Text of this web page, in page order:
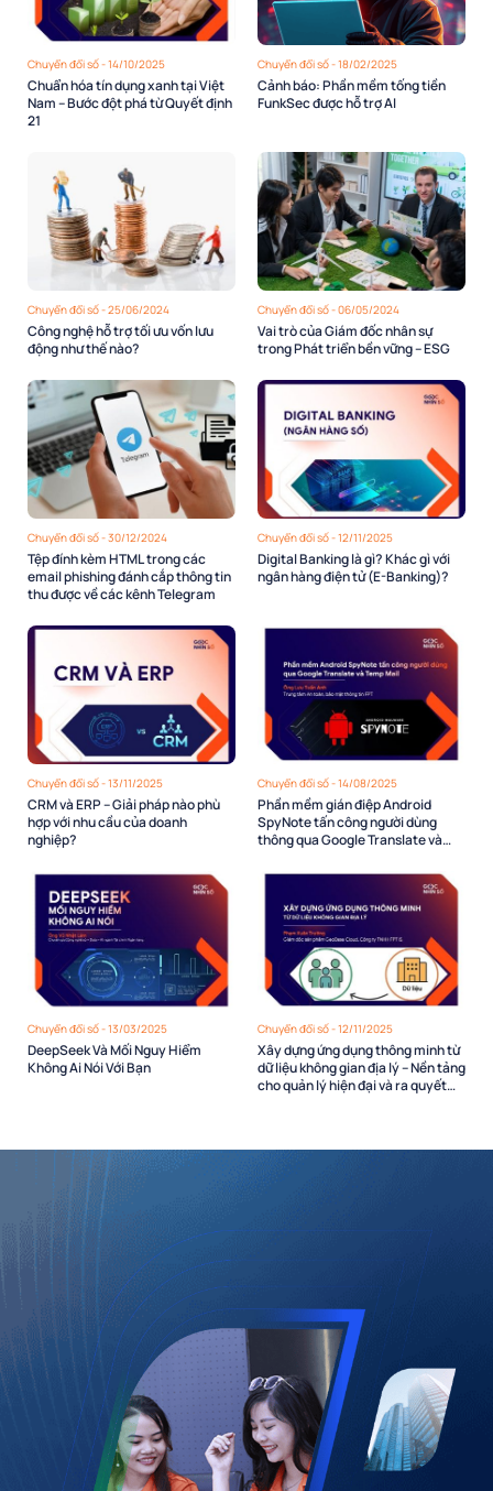
Chuyển đổi số - 14/10/2025
Chuẩn hóa tín dụng xanh tại Việt
Nam – Bước đột phá từ Quyết định
21
Chuyển đổi số - 18/02/2025
Cảnh báo: Phần mềm tống tiền
FunkSec được hỗ trợ AI
Chuyển đổi số - 25/06/2024
Công nghệ hỗ trợ tối ưu vốn lưu
động như thế nào?
Chuyển đổi số - 06/05/2024
Vai trò của Giám đốc nhân sự
trong Phát triển bền vững – ESG
Chuyển đổi số - 30/12/2024
Tệp đính kèm HTML trong các
email phishing đánh cắp thông tin
thu được về các kênh Telegram
Chuyển đổi số - 12/11/2025
Digital Banking là gì? Khác gì với
ngân hàng điện tử (E-Banking)?
Chuyển đổi số - 13/11/2025
CRM và ERP – Giải pháp nào phù
hợp với nhu cầu của doanh
nghiệp?
Chuyển đổi số - 14/08/2025
Phần mềm gián điệp Android
SpyNote tấn công người dùng
thông qua Google Translate và
Chuyển đổi số - 13/03/2025
DeepSeek Và Mối Nguy Hiểm
Không Ai Nói Với Bạn
Chuyển đổi số - 12/11/2025
Xây dựng ứng dụng thông minh từ
dữ liệu không gian địa lý – Nền tảng
cho quản lý hiện đại và ra quyết